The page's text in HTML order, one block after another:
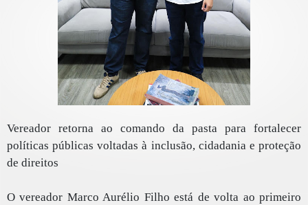
Vereador retorna ao comando da pasta para fortalecer
políticas públicas voltadas à inclusão, cidadania e proteção
de direitos
O vereador Marco Aurélio Filho está de volta ao primeiro